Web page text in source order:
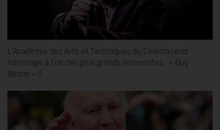
L’Académie des Arts et Techniques du Cinéma rend
hommage à l’un des plus grands humoristes : « Guy
Bedos » !!